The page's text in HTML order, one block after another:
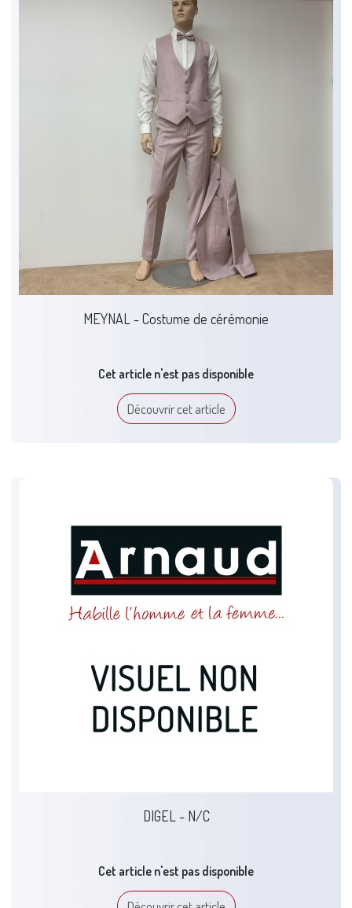
MEYNAL - Costume de cérémonie
Cet article n'est pas disponible
Découvrir cet article
DIGEL - N/C
Cet article n'est pas disponible